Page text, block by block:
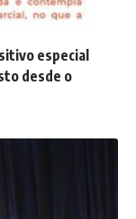
especial
desde o